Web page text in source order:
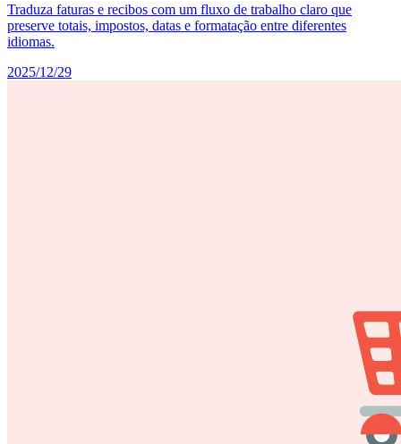
Traduza faturas e recibos com um fluxo de trabalho claro que
preserve totais, impostos, datas e formatação entre diferentes
idiomas.
2025/12/29